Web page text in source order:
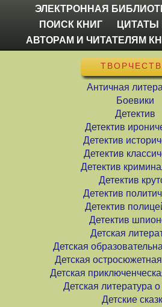
ЭЛЕКТРОННАЯ
ПОИСК КНИГ
АВТОРАМ И ЧИТАТЕЛЯМ
Античная
Боевики
Детектив
Детектив
Детектив
Детектив
Детектив
Детектив
Детектив
Детектив
Детектив
Детская
Детская
Детская
Детская
Детская литература
Детские